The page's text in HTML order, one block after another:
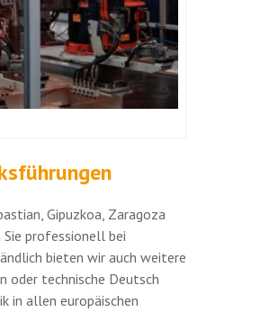
Gipuzkoa, Zaragoza
Sie professionell bei
bieten wir auch weitere
oder technische Deutsch
in allen europäischen